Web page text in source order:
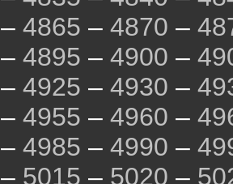
– 4865 – 4870 –
– 4895 – 4900 –
– 4925 – 4930 –
– 4955 – 4960 –
– 4985 – 4990 –
– 5015 – 5020 –